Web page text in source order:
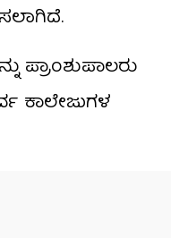
ಪ್ರಾಂಶುಪಾಲರು
ಕಾಲೇಜುಗಳ